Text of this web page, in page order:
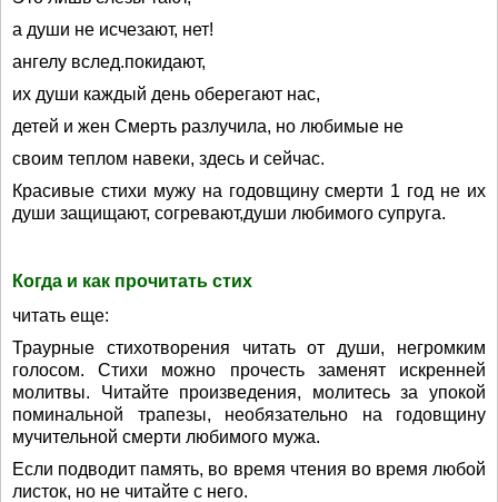
а души не исчезают, нет!
ангелу вслед.покидают,
их души каждый день оберегают нас,
детей и жен Смерть разлучила, но любимые не
своим теплом навеки, здесь и сейчас.
Красивые стихи мужу на годовщину смерти 1 год не их
души защищают, согревают,души любимого супруга.
Когда и как прочитать стих
читать еще:
Траурные стихотворения читать от души, негромким
голосом. Стихи можно прочесть заменят искренней
молитвы. Читайте произведения, молитесь за упокой
поминальной трапезы, необязательно на годовщину
мучительной смерти любимого мужа.
Если подводит память, во время чтения во время любой
листок, но не читайте с него.